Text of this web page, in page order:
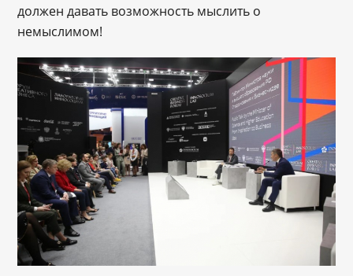
должен давать возможность мыслить о
немыслимом!